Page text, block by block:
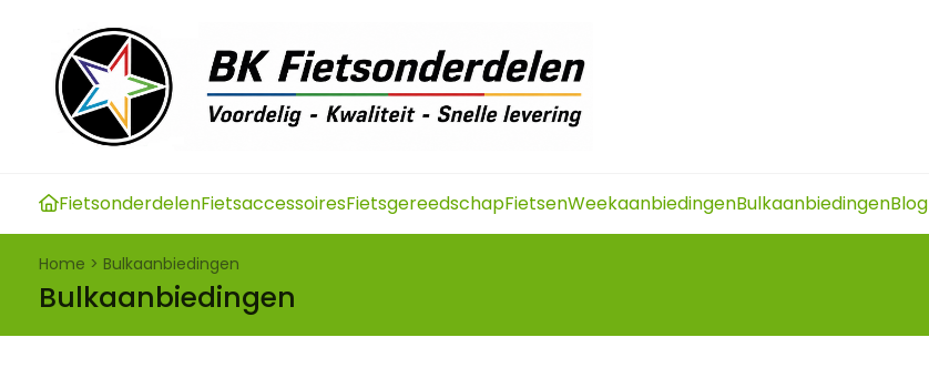
FietsonderdelenFietsaccessoiresFietsgereedschapFietsenWeekaanbiedingenBulkaanbiedingenBlog
Home > Bulkaanbiedingen
Bulkaanbiedingen